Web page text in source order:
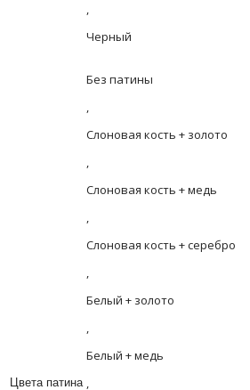
,
Черный
Цвета патина
Без патины
,
Слоновая кость + золото
,
Слоновая кость + медь
,
Слоновая кость + серебро
,
Белый + золото
,
Белый + медь
,